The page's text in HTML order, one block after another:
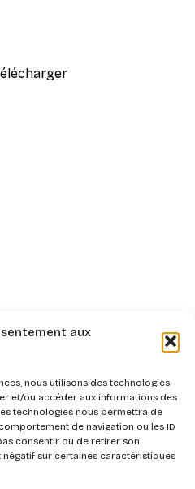
aux
nous utilisons des technologies
et/ou accéder aux informations des
technologies nous permettra de
de navigation ou les ID
consentir ou de retirer son
sur certaines caractéristiques
handicapCGV de Swott
intérieur
Mentions légales